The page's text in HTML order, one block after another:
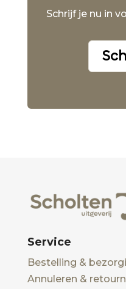
Schrijf je nu in
Service
Bestelling &
Annuleren &